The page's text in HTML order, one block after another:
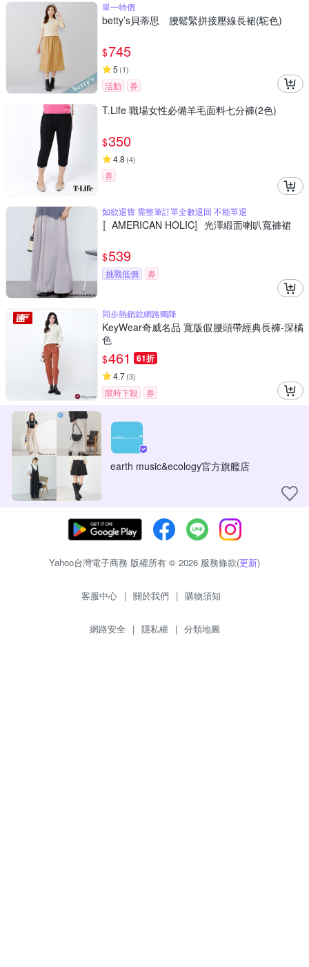
單一特價
betty’s貝蒂思 腰鬆緊拼接壓線長裙(駝色)
$745
5 (1)
活動 券
T.Life 職場女性必備羊毛面料七分褲(2色)
$350
4.8 (4)
券
如欲退貨 需整筆訂單全數退回 不能單退
〚AMERICAN HOLIC〛光澤緞面喇叭寬褲裙
$539
挑戰低價 券
同步熱銷款網路獨降
KeyWear奇威名品 寬版假腰頭帶經典長褲-深橘
色
$461 61折
4.7(3)
限時下殺 券
earth music&ecology官方旗艦店
Yahoo台灣電子商務 版權所有 © 2026 服務條款(更新)
客服中心 | 關於我們 | 購物須知
網路安全 | 隱私權 | 分類地圖